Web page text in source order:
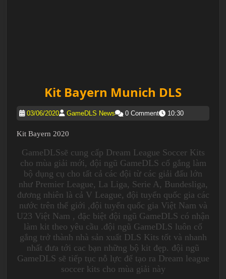
Kit Bayern Munich DLS
03/06/2020 GameDLS News 0 Comment 10:30
Kit Bayern 2020
GameDLSsẽ cung cấp Dream League Soccer Kits
cho mùa giải mới, đội ngũ GameDLS cố gắng làm
bộ dụng cụ cho tất cả các đội từ các giải đấu lớn
như Premier League, La Liga, Serie A, Bundesliga,
đương nhiên là cả V League, đội tuyển quốc gia các
nước trên thế giới ,đội tuyển quốc gia Việt Nam và
U23 Việt Nam , đặc biệt đội ngũ GameDLS có nhận
làm kit theo yêu cầu .đội ngũ GameDLS luôn cố
gắng trở thành nhà sản xuất DLS Kits tốt và nhanh
nhất đưa tới cac bạn những bộ kit đẹp. đội ngũ
GameDLS sẽ tiếp tục nỗ lực để tạo ra Dream league
soccer kits cho mùa giải này